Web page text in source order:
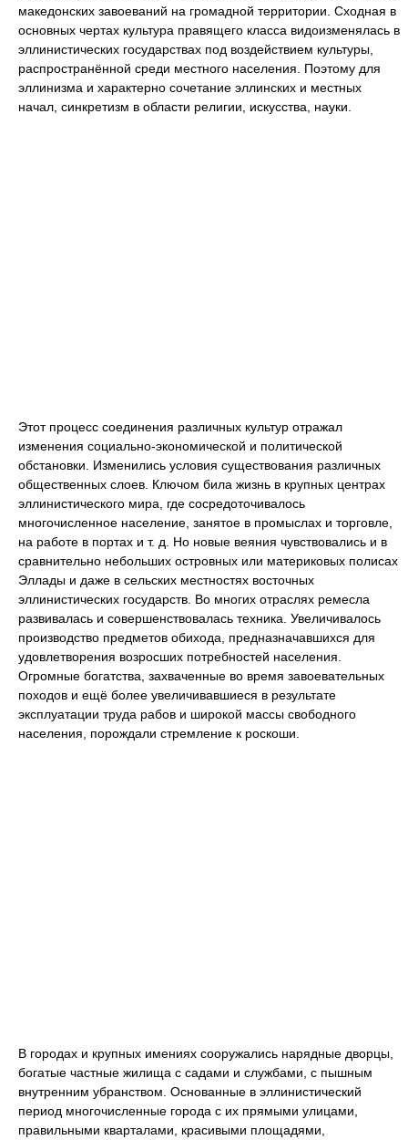
македонских завоеваний на громадной территории. Сходная в
основных чертах культура правящего класса видоизменялась в
эллинистических государствах под воздействием культуры,
распространённой среди местного населения. Поэтому для
эллинизма и характерно сочетание эллинских и местных
начал, синкретизм в области религии, искусства, науки.
Этот процесс соединения различных культур отражал
изменения социально-экономической и политической
обстановки. Изменились условия существования различных
общественных слоев. Ключом била жизнь в крупных центрах
эллинистического мира, где сосредоточивалось
многочисленное население, занятое в промыслах и торговле,
на работе в портах и т. д. Но новые веяния чувствовались и в
сравнительно небольших островных или материковых полисах
Эллады и даже в сельских местностях восточных
эллинистических государств. Во многих отраслях ремесла
развивалась и совершенствовалась техника. Увеличивалось
производство предметов обихода, предназначавшихся для
удовлетворения возросших потребностей населения.
Огромные богатства, захваченные во время завоевательных
походов и ещё более увеличивавшиеся в результате
эксплуатации труда рабов и широкой массы свободного
населения, порождали стремление к роскоши.
В городах и крупных имениях сооружались нарядные дворцы,
богатые частные жилища с садами и службами, с пышным
внутренним убранством. Основанные в эллинистический
период многочисленные города с их прямыми улицами,
правильными кварталами, красивыми площадями,